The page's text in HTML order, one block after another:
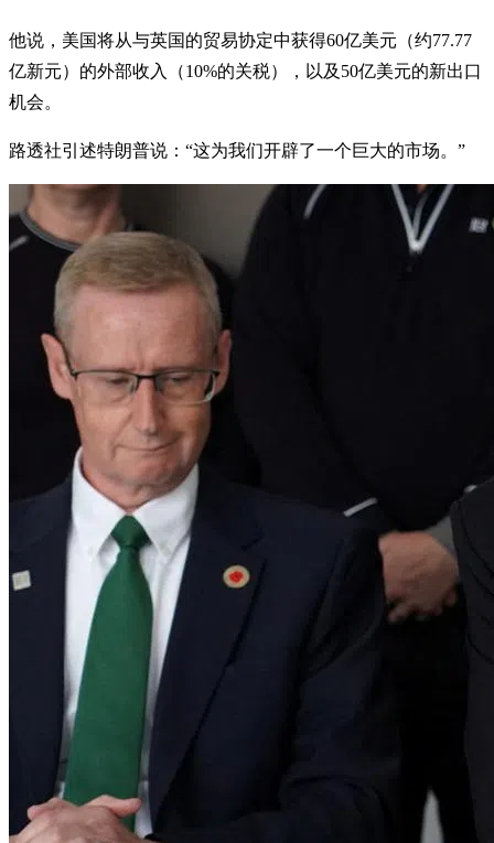
他说，美国将从与英国的贸易协定中获得60亿美元（约77.77
亿新元）的外部收入（10%的关税），以及50亿美元的新出口
机会。
路透社引述特朗普说：“这为我们开辟了一个巨大的市场。”